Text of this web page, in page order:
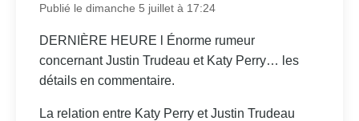
Publié le dimanche 5 juillet à 17:24
DERNIÈRE HEURE l Énorme rumeur
concernant Justin Trudeau et Katy Perry… les
détails en commentaire.
La relation entre Katy Perry et Justin Trudeau